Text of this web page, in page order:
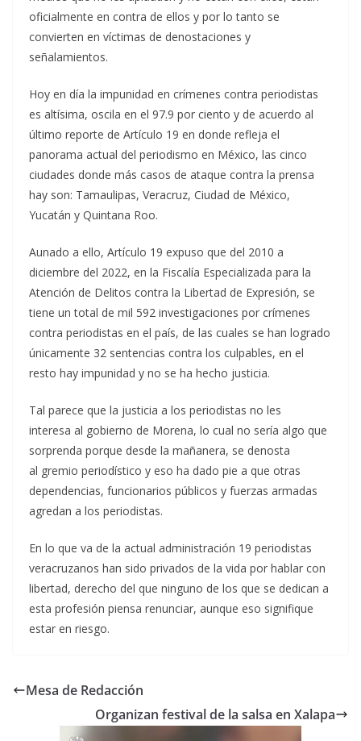
oficialmente en contra de ellos y por lo tanto se
convierten en víctimas de denostaciones y
señalamientos.
Hoy en día la impunidad en crímenes contra periodistas
es altísima, oscila en el 97.9 por ciento y de acuerdo al
último reporte de Artículo 19 en donde refleja el
panorama actual del periodismo en México, las cinco
ciudades donde más casos de ataque contra la prensa
hay son: Tamaulipas, Veracruz, Ciudad de México,
Yucatán y Quintana Roo.
Aunado a ello, Artículo 19 expuso que del 2010 a
diciembre del 2022, en la Fiscalía Especializada para la
Atención de Delitos contra la Libertad de Expresión, se
tiene un total de mil 592 investigaciones por crímenes
contra periodistas en el país, de las cuales se han logrado
únicamente 32 sentencias contra los culpables, en el
resto hay impunidad y no se ha hecho justicia.
Tal parece que la justicia a los periodistas no les
interesa al gobierno de Morena, lo cual no sería algo que
sorprenda porque desde la mañanera, se denosta
al gremio periodístico y eso ha dado pie a que otras
dependencias, funcionarios públicos y fuerzas armadas
agredan a los periodistas.
En lo que va de la actual administración 19 periodistas
veracruzanos han sido privados de la vida por hablar con
libertad, derecho del que ninguno de los que se dedican a
esta profesión piensa renunciar, aunque eso signifique
estar en riesgo.
Mesa de Redacción
Organizan festival de la salsa en Xalapa